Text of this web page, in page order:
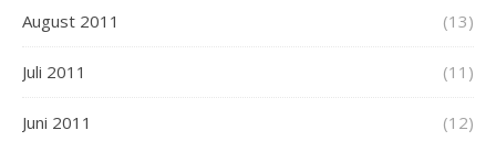
August 2011 (13)
Juli 2011 (11)
Juni 2011 (12)